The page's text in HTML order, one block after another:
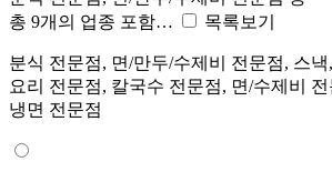
총 9개의 업종 포함…
목록보기
분식 전문점, 면/만두/수제비 전문점, 스
요리 전문점, 칼국수 전문점, 면/수제비
냉면 전문점